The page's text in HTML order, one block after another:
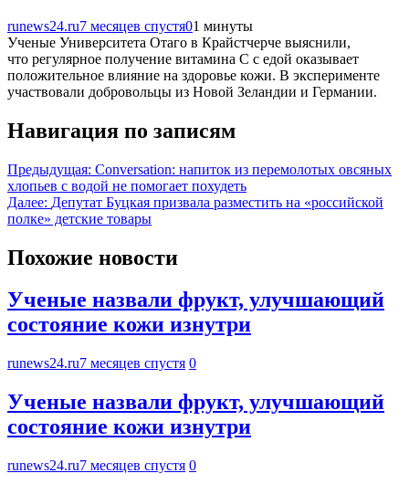
runews24.ru7 месяцев спустя01 минуты
Ученые Университета Отаго в Крайстчерче выяснили,
что регулярное получение витамина С с едой оказывает
положительное влияние на здоровье кожи. В эксперименте
участвовали добровольцы из Новой Зеландии и Германии.
Навигация по записям
Предыдущая: Conversation: напиток из перемолотых овсяных
хлопьев с водой не помогает похудеть
Далее: Депутат Буцкая призвала разместить на «российской
полке» детские товары
Похожие новости
Ученые назвали фрукт, улучшающий
состояние кожи изнутри
runews24.ru7 месяцев спустя 0
Ученые назвали фрукт, улучшающий
состояние кожи изнутри
runews24.ru7 месяцев спустя 0